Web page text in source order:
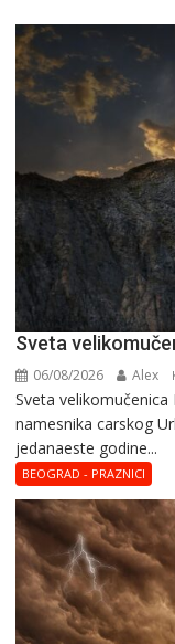
Svеta
06/08/2026 Alex
Svеta
namesnika carskog
јеdanaеstе gоdinе...
BEOGRAD - PRAZNICI